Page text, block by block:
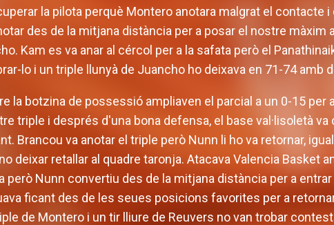
la pilota perquè Montero anotara malgrat el contacte
des de la mitjana distància per a posar el nostre màxim
Kam es va anar al cércol per a la safata però el
lo i un triple llunyà de Juancho ho deixava en 71-74 amb
la botzina de possessió ampliaven el parcial a un 0-15 per
triple i després d'una bona defensa, el base val·lisoletà
Brancou va anotar el triple però Nunn li ho va retornar,
deixar retallar al quadre taronja. Atacava Valencia Basket
però Nunn convertiu des de la mitjana distància per a
ficant des de les seues posicions favorites per a
de Montero i un tir lliure de Reuvers no van trobar